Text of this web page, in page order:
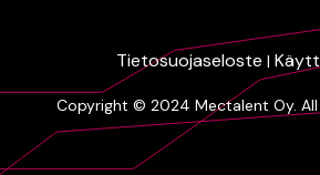
Copyright © 2024 Mectalent Oy. All
Tietosuojaseloste |